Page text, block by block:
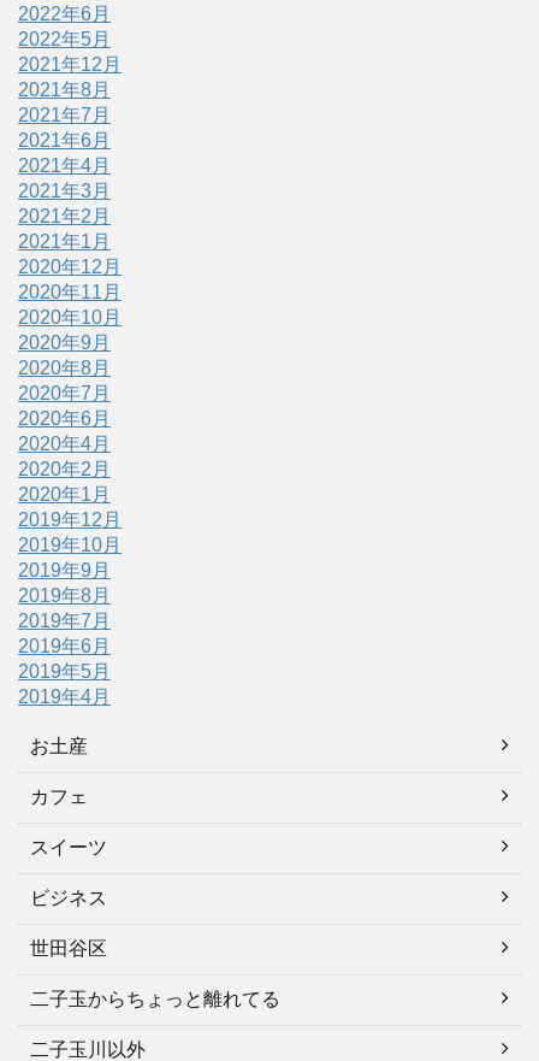
2022年6月
2022年5月
2021年12月
2021年8月
2021年7月
2021年6月
2021年4月
2021年3月
2021年2月
2021年1月
2020年12月
2020年11月
2020年10月
2020年9月
2020年8月
2020年7月
2020年6月
2020年4月
2020年2月
2020年1月
2019年12月
2019年10月
2019年9月
2019年8月
2019年7月
2019年6月
2019年5月
2019年4月
お土産
カフェ
スイーツ
ビジネス
世田谷区
二子玉からちょっと離れてる
二子玉川以外